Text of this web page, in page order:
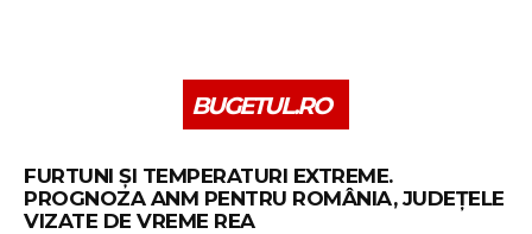
BUGETUL.RO
FURTUNI ȘI TEMPERATURI EXTREME.
PROGNOZA ANM PENTRU ROMÂNIA, JUDEȚELE
VIZATE DE VREME REA